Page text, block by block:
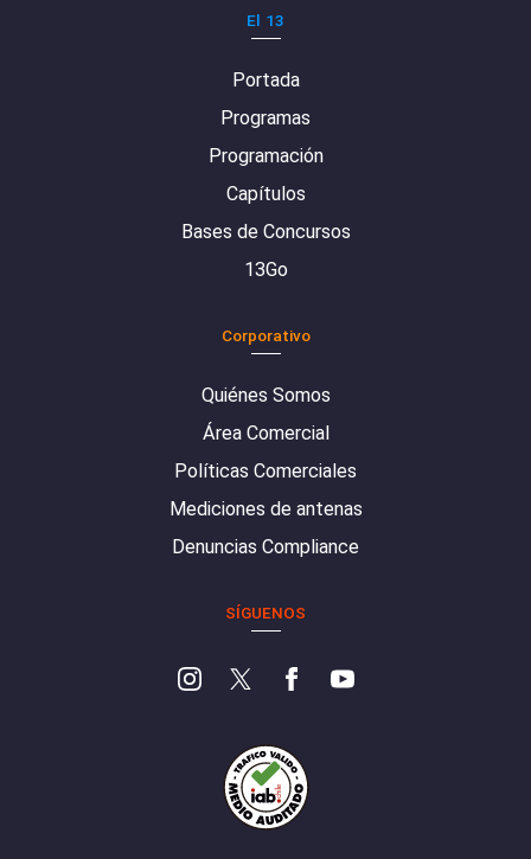
El 13
Portada
Programas
Programación
Capítulos
Bases de Concursos
13Go
Corporativo
Quiénes Somos
Área Comercial
Políticas Comerciales
Mediciones de antenas
Denuncias Compliance
SÍGUENOS